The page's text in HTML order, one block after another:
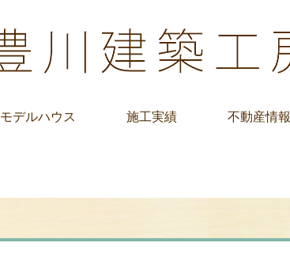
モデルハウス 施工実績 不動産情報